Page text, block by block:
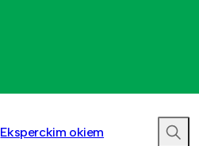
Eksperckim okiem